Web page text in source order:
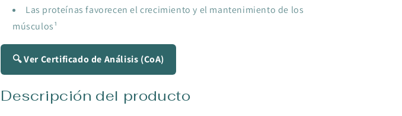
Las proteínas favorecen el crecimiento y el mantenimiento de los
músculos¹
🔍 Ver Certificado de Análisis (CoA)
Descripción del producto